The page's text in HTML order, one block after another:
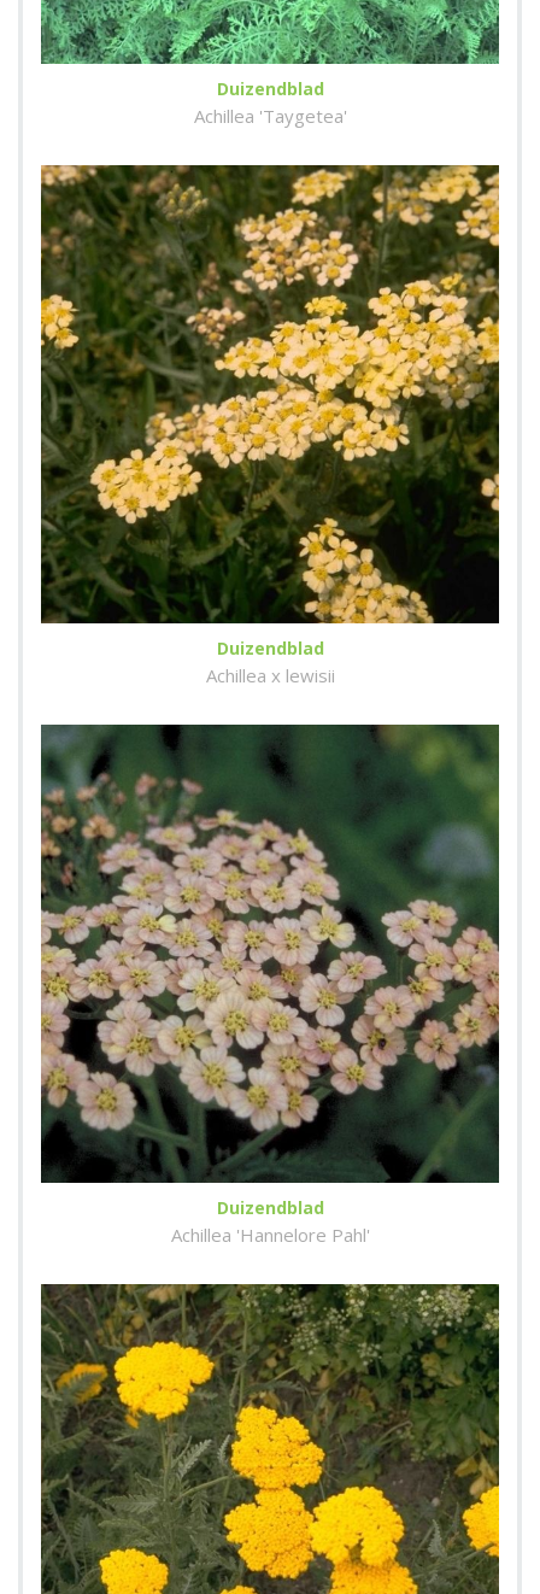
Duizendblad
Achillea 'Taygetea'
Duizendblad
Achillea x lewisii
Duizendblad
Achillea 'Hannelore Pahl'